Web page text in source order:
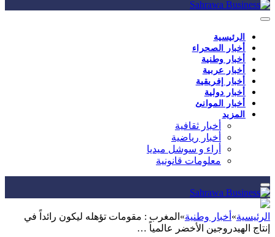
الرئيسية
أخبار الصحراء
أخبار وطنية
أخبار عربية
أخبار إفريقية
أخبار دولية
أخبار الموانئ
المزيد
أخبار ثقافية
أخبار رياضية
أراء و سوشل ميديا
معلومات قانونية
الرئيسية» أخبار وطنية» المغرب : مقومات تؤهله ليكون رائداً في
إنتاج الهيدروجين الأخضر عالمياً …